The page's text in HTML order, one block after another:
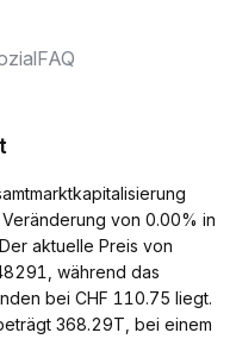
FAQ
von 0.00% in
aktuelle Preis von
während das
bei CHF 110.75 liegt.
368.29T, bei einem